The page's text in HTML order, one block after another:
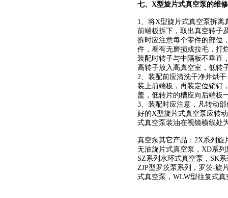
七、 X型旋片式真空泵的维
1、将X型旋片式真空泵拆离
前端板拆下，取出真空转子
拆时应注意每个零件的部位
件，看有无磨损或拉毛，打
装配时转子与中隔板不垂直
高转子放入高真空室，低转
2、装配前应清洗干净并烘
装上前端板，再装定位销钉
盖，低转片的槽应向后端板
3、装配时应注意，凡转动
好的X型旋片式真空泵 应转
式真空泵装油在视镜横线处
真空泵其它产品： 2X系列旋
无油旋片式真空泵 ， XD系列
SZ系列水环式真空泵 ， SK
ZJP型罗茨泵系列 ， 罗茨-旋
式真空泵 ， WLW型往复式真